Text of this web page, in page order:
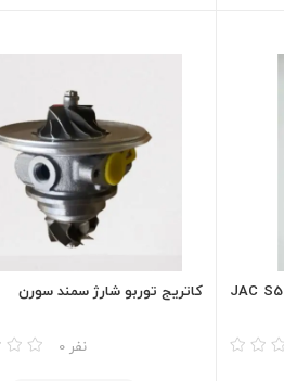
لوله فلزی ورودی توربو شارژ جک JAC S5
کاتریج توربو شارژ سمند سورن
0 نفر